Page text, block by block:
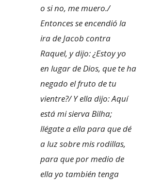
o si no, me muero./
Entonces se encendió la
ira de Jacob contra
Raquel, y dijo: ¿Estoy yo
en lugar de Dios, que te ha
negado el fruto de tu
vientre?/ Y ella dijo: Aquí
está mi sierva Bilha;
llégate a ella para que dé
a luz sobre mis rodillas,
para que por medio de
ella yo también tenga